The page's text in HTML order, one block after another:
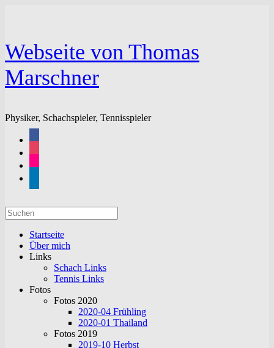
Webseite von Thomas
Marschner
Physiker, Schachspieler, Tennisspieler
Suchen
nach:
Startseite
Über mich
Links
Schach Links
Tennis Links
Fotos
Fotos 2020
2020-04 Frühling
2020-01 Thailand
Fotos 2019
2019-10 Herbst